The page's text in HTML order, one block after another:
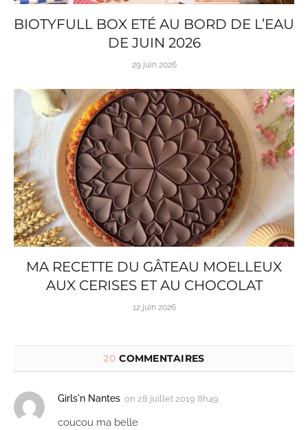
BIOTYFULL BOX ETÉ AU BORD DE L’EAU
DE JUIN 2026
29 juin 2026
MA RECETTE DU GÂTEAU MOELLEUX
AUX CERISES ET AU CHOCOLAT
12 juin 2026
20 COMMENTAIRES
Girls'n Nantes on 28 juillet 2019 8h49
coucou ma belle